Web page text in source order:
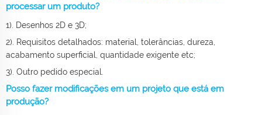
processar um produto?
1). Desenhos 2D e 3D;
2). Requisitos detalhados: material, tolerâncias, dureza,
acabamento superficial, quantidade exigente etc;
3). Outro pedido especial.
Posso fazer modificações em um projeto que está em
produção?